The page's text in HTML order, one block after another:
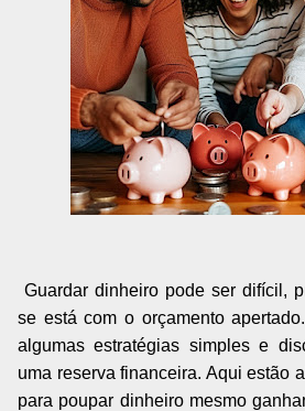
Guardar dinheiro pode ser difícil,
se está com o orçamento
algumas estratégias simples e
uma reserva financeira. Aqui estão
para poupar dinheiro mesmo